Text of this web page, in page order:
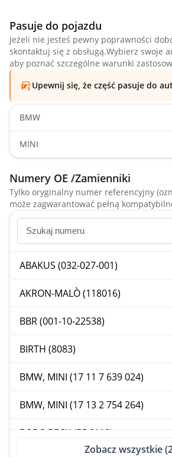
Pasuje do pojazdu
Jeżeli nie jesteś pewny poprawności
skontaktuj się z obsługą.Wybierz swoje
aby poznać szczególne warunki
Upewnij się, że część pasuje do
BMW
MINI
Numery OE /Zamienniki
Tylko oryginalny numer referencyjny
może zagwarantować pełną
ABAKUS (032-027-001)
AKRON-MALÒ (118016)
BBR (001-10-22538)
BIRTH (8083)
BMW, MINI (17 11 7 639 024)
BMW, MINI (17 13 2 754 264)
BORG BECK (BRC118)
Zobacz wszystkie